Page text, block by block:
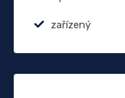
zařízený